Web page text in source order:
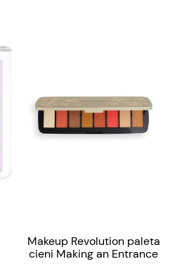
Makeup Revolution paleta
cieni Making an Entrance